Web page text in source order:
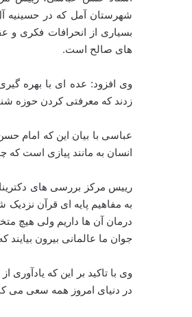
شهرستان آمل که در حسینیه
بسیاری از انحرافات فکری و
های صالح است.
وی افزود: عده ای با بهره
زدند که معرفتی کردن حوزه
عباسی با بیان این که امام
انسان به مانند پیازی است که
رییس مرکز بررسی های
به مفاهیم پایه ای قرآن
درمان آن ها داریم ولی هیچ
جوان ما عالمانی بیرون بیایند
وی با تاکید بر این که
در دنیای امروز همه سعی می